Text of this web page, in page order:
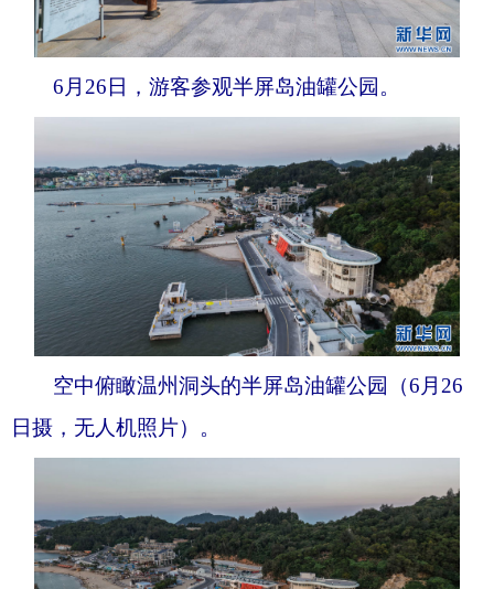
6月26日，游客参观半屏岛油罐公园。
空中俯瞰温州洞头的半屏岛油罐公园（6月26
日摄，无人机照片）。